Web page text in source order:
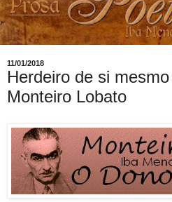
11/01/2018
Herdeiro de si
Monteiro Lobato